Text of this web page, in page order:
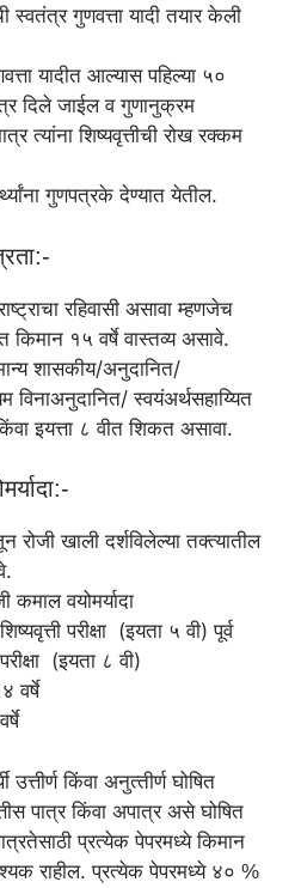
स्‍वतंत्र गुणवत्ता यादी तयार केली
यादीत आल्यास पहिल्या ५०
दिले जाईल व गुणानुक्रम
त्यांना शिष्यवृत्तीची रोख रक्कम
गुणपत्रके देण्यात येतील.
रहिवासी असावा म्हणजेच
किमान १५ वर्षे वास्तव्य असावे.
शासकीय/अनुदानित/
विनाअनुदानित/ स्वयंअर्थसहाय्यित
इयत्ता ८ वीत शिकत असावा.
रोजी खाली दर्शविलेल्या तक्त्यातील
कमाल वयोमर्यादा
परीक्षा (इयता ५ वी) पूर्व
(इयता ८ वी)
वर्षे
उत्तीर्ण किंवा अनुत्‍तीर्ण घोषित
पात्र किंवा अपात्र असे घोषित
प्रत्येक पेपरमध्ये किमान
राहील. प्रत्येक पेपरमध्ये ४० %